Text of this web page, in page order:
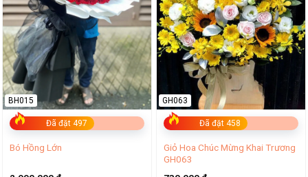
Đã đặt 497
BH015
Bó Hồng Lớn
Đã đặt 458
GH063
Giỏ Hoa Chúc Mừng Khai Trương
GH063